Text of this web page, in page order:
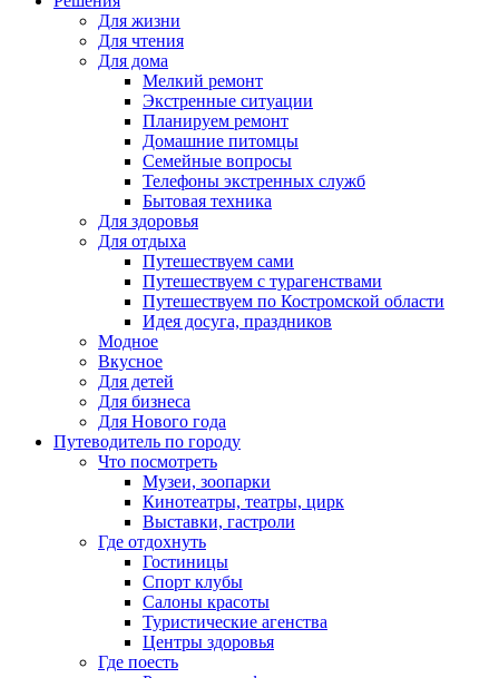
Для жизни
Для чтения
Для дома
Мелкий ремонт
Экстренные ситуации
Планируем ремонт
Домашние питомцы
Семейные вопросы
Телефоны экстренных служб
Бытовая техника
Для здоровья
Для отдыха
Путешествуем сами
Путешествуем с турагенствами
Путешествуем по Костромской области
Идея досуга, праздников
Модное
Вкусное
Для детей
Для бизнеса
Для Нового года
Путеводитель по городу
Что посмотреть
Музеи, зоопарки
Кинотеатры, театры, цирк
Выставки, гастроли
Где отдохнуть
Гостиницы
Спорт клубы
Салоны красоты
Туристические агенства
Центры здоровья
Где поесть